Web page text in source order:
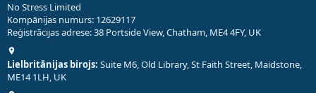
No Stress Limited
Kompānijas numurs: 12629117
Reģistrācijas adrese: 38 Portside View, Chatham, ME4 4FY, UK
Lielbritānijas birojs: Suite M6, Old Library, St Faith Street, Maidstone,
ME14 1LH, UK